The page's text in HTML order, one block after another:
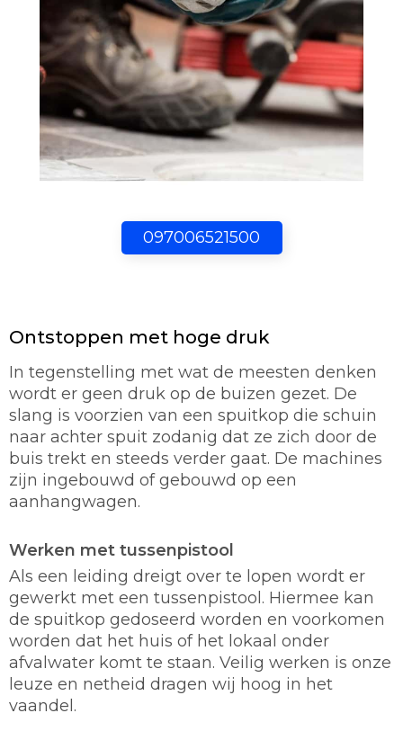
097006521500
Ontstoppen met hoge druk
In tegenstelling met wat de meesten denken
wordt er geen druk op de buizen gezet. De
slang is voorzien van een spuitkop die schuin
naar achter spuit zodanig dat ze zich door de
buis trekt en steeds verder gaat. De machines
zijn ingebouwd of gebouwd op een
aanhangwagen.
Werken met tussenpistool
Als een leiding dreigt over te lopen wordt er
gewerkt met een tussenpistool. Hiermee kan
de spuitkop gedoseerd worden en voorkomen
worden dat het huis of het lokaal onder
afvalwater komt te staan. Veilig werken is onze
leuze en netheid dragen wij hoog in het
vaandel.